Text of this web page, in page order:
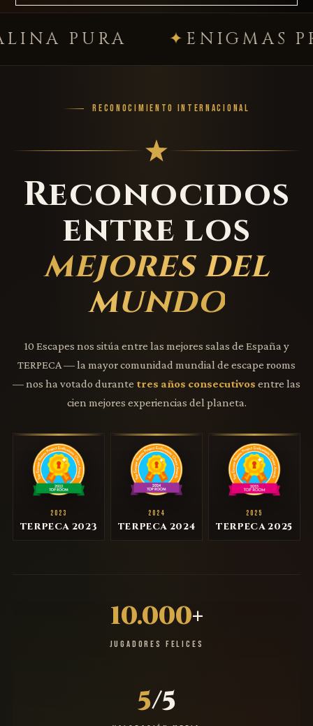
ENIGMAS
RECONOCIMIENTO INTERNACIONAL
Reconocidos
entre los
mejores del
mundo
10 Escapes nos sitúa entre las mejores salas de España y
TERPECA — la mayor comunidad mundial de escape rooms
— nos ha votado durante tres años consecutivos entre las
cien mejores experiencias del planeta.
2023
TERPECA 2023
2024
TERPECA 2024
2025
TERPECA 2025
10.000+
JUGADORES FELICES
5/5